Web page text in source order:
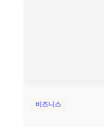
비즈니스